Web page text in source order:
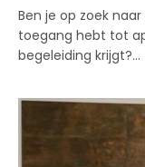
Ben je op zoek
toegang hebt tot
begeleiding krijgt?…